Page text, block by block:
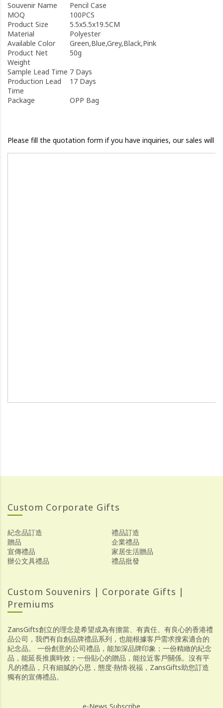
Souvenir Name
Pencil Case
MOQ
100PCS
Product Size
5.5x5.5x19.5CM
Material
Polyester
Available Color
Green,Blue,Grey,Black,Pink
Product Net
Weight
50g
Sample Lead Time 7 Days
Production Lead
Time
17 Days
Package
OPP Bag
Please fill the quotation form if you have inquiries, our sales will
Custom Corporate Gifts
紀念品訂造
禮品訂造
贈品
企業禮品
宣傳禮品
家居生活贈品
辦公文具禮品
禮品批發
Custom Souvenirs | Corporate Gifts |
Premiums
ZansGifts創立的理念是希望成為有擔當、有責任、有良心的香港禮
品公司，我們有自創品牌禮品系列，也能根據客戶需求搜索適合的
紀念品。 一份創意的公司禮品，能加深品牌印象；一份精緻的紀念
品，能延長推廣時效；一份貼心的贈品，能拉近客戶關係。沒有平
凡的禮品，只有細膩的心思，態度·熱情·祝福，ZansGifts助您訂造
獨有的宣傳禮品。